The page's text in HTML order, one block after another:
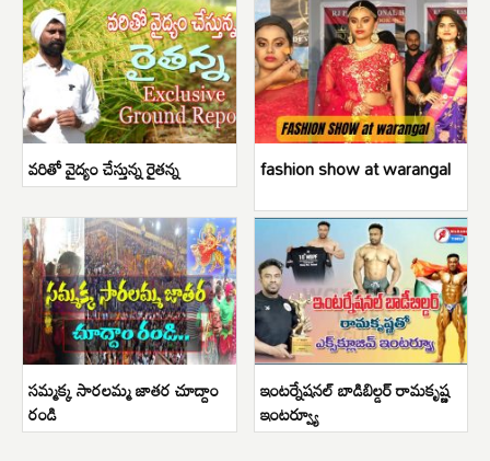
వరితో వైద్యం చేస్తున్న రైతన్న fashion show at warangal
సమ్మక్క సారలమ్మ జాతర చూద్దాం
రండి
ఇంటర్నేషనల్ బాడిబిల్డర్ రామకృష్ణ
ఇంటర్వ్యూ